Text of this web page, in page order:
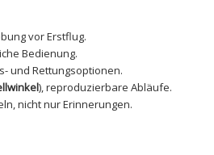
vor Erstflug.
Bedienung.
und Rettungsoptionen.
), reproduzierbare Abläufe.
nicht ‍nur Erinnerungen.